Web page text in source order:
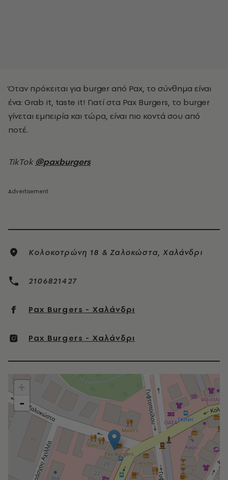
Όταν πρόκειται για burger από Pax, το σύνθημα είναι
ένα: Grab it, taste it! Γιατί στα Pax Burgers, το burger
γίνεται εμπειρία και τώρα, είναι πιο κοντά σου από
ποτέ.
TikTok @paxburgers
Κολοκοτρώνη 18 & Ζαλοκώστα, Χαλάνδρι
2106821427
Pax Burgers - Χαλάνδρι
Pax Burgers - Χαλάνδρι
-